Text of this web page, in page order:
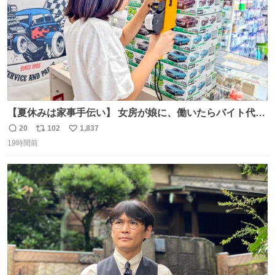
【夏休みは家事手伝い】 女房が娘に、働いたらバイト代も
らえば？と言ったら、娘は、いらない、と言って黙々と働
いてくれました。 あとでソフトクリーム買ってやろうと思
返
信
20
リ
ポ
ト
数
102
い
数
1,837
19時間前